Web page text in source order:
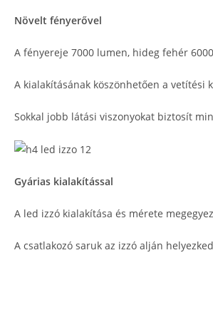
Növelt fényerővel
A fényereje 7000 lumen, hideg fehér
A kialakításának köszönhetően a vetítési
Sokkal jobb látási viszonyokat biztosít
Gyárias kialakítással
A led izzó kialakítása és mérete
A csatlakozó saruk az izzó alján